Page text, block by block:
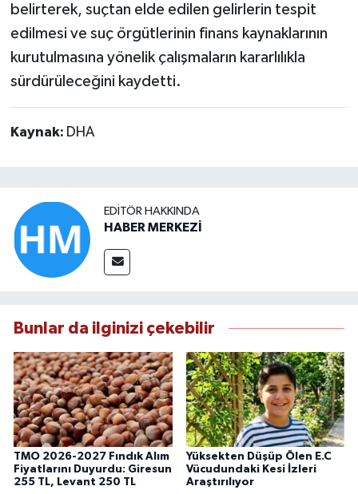
belirterek, suçtan elde edilen gelirlerin tespit
edilmesi ve suç örgütlerinin finans kaynaklarının
kurutulmasına yönelik çalışmaların kararlılıkla
sürdürüleceğini kaydetti.
Kaynak: DHA
EDITÖR HAKKINDA
HABER MERKEZİ
Bunlar da ilginizi çekebilir
TMO 2026-2027 Fındık Alım
Fiyatlarını Duyurdu: Giresun
255 TL, Levant 250 TL
Yüksekten Düşüp Ölen E.C
Vücudundaki Kesi İzleri
Araştırılıyor